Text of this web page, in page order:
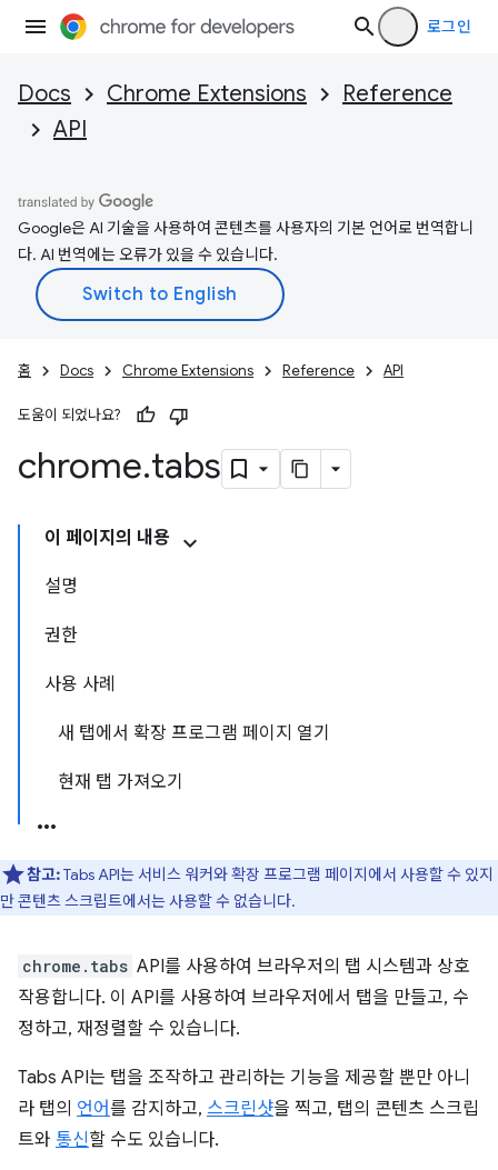
로그인
Docs Chrome Extensions
Reference
API
Google은 AI 기술을 사용하여 콘텐츠를 사용자의 기본 언어로 번역합니
다. AI 번역에는 오류가 있을 수 있습니다.
홈 Docs Chrome Extensions Reference API
도움이 되었나요?
chrome.tabs
이 페이지의 내용
설명
권한
사용 사례
새 탭에서 확장 프로그램 페이지 열기
현재 탭 가져오기
참고:Tabs API는 서비스 워커와 확장 프로그램 페이지에서 사용할 수 있지
만 콘텐츠 스크립트에서는 사용할 수 없습니다.
chrome.tabs API를 사용하여 브라우저의 탭 시스템과 상호
작용합니다. 이 API를 사용하여 브라우저에서 탭을 만들고, 수
정하고, 재정렬할 수 있습니다.
Tabs API는 탭을 조작하고 관리하는 기능을 제공할 뿐만 아니
라 탭의 언어를 감지하고, 스크린샷을 찍고, 탭의 콘텐츠 스크립
트와 통신할 수도 있습니다.